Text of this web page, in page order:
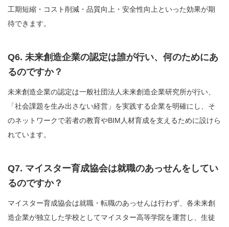
工期短縮・コスト削減・品質向上・安全性向上といった効果が期
待できます。
Q6. 未来創造企業の認定は誰が行い、何のためにあ
るのですか？
未来創造企業の認定は一般社団法人未来創造企業研究所が行い、
「社会課題を生み出さない経営」を実践する企業を明確にし、そ
のネットワークで若者の教育やBIM人材育成を支えるために設けら
れています。
Q7. マイスター育成協会は就職のあっせんをしてい
るのですか？
マイスター育成協会は就職・転職のあっせんは行わず、各未来創
造企業が独立した学校としてマイスター高等学院を運営し、生徒